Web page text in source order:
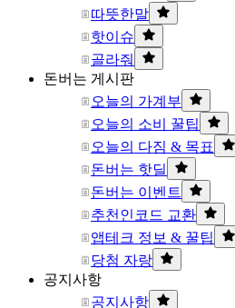
따뜻한말
핫이슈
골라줘
돈버는 게시판
오늘의 가계부
오늘의 소비 꿀팁
오늘의 다짐 & 목표
돈버는 핫딜
돈버는 이벤트
추천인코드 교환
앱테크 정보 & 꿀팁
당첨 자랑
공지사항
공지사항